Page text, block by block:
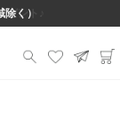
ント♪
く）